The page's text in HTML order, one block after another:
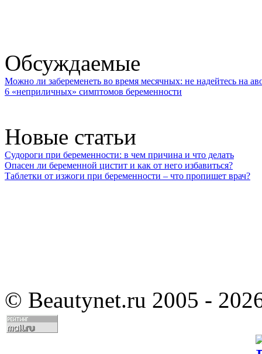
Обсуждаемые
Можно ли забеременеть во время месячных: не надейтесь на
6 «неприличных» симптомов беременности
Новые статьи
Судороги при беременности: в чем причина и что делать
Опасен ли беременной цистит и как от него избавиться?
Таблетки от изжоги при беременности – что пропишет врач?
© Beautynet.ru 2005 -